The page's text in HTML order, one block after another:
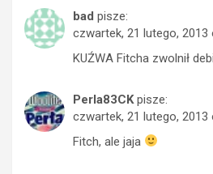
bad pisze:
czwartek, 21 lutego, 2013
KUŹWA Fitcha zwolnił
Perla83CK pisze:
czwartek, 21 lutego, 2013
Fitch, ale jaja